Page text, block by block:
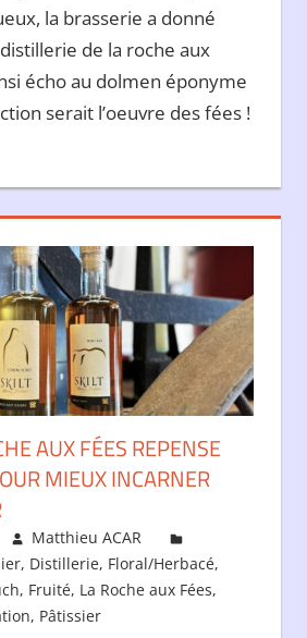
la brasserie a donné
distillerie de la roche aux
écho au dolmen éponyme
serait l’oeuvre des fées !
AUX FÉES REPENSE
MIEUX INCARNER
Matthieu ACAR
, Distillerie, Floral/Herbacé,
, Fruité, La Roche aux Fées,
, Pâtissier